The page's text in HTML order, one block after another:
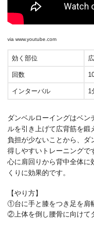
via www.youtube.com
効く部位
回数
インターバル 1
ダンベルローイングはベ
ルを引き上げて広背筋を鍛
負担が少ないことから、ダ
得しやすいトレーニングで
心に肩回りから背中全体に
くりに効果的です。
【やり方】
①台に手と膝をつき足を肩
②上体を倒し腰骨に向けて